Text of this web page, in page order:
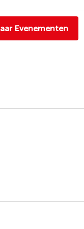
Evenementen